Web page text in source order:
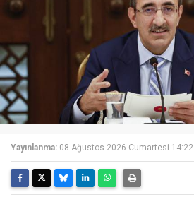
Yayınlanma: 08 Ağustos 2026 Cumartesi 14:22